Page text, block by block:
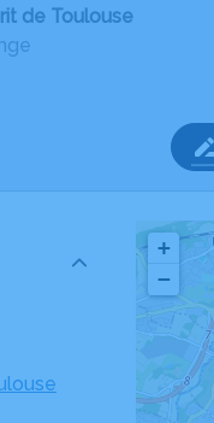
de Toulouse
+
−